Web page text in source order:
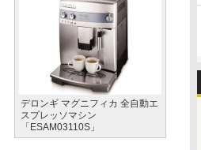
デロンギ マグニフィカ 全自動エ
スプレッソマシン
「ESAM03110S」